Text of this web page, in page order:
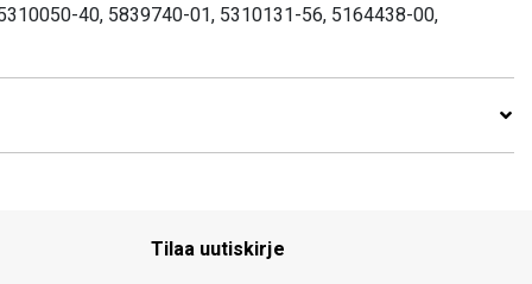
40, 5839740-01, 5310131-56, 5164438-00,
Tilaa uutiskirje